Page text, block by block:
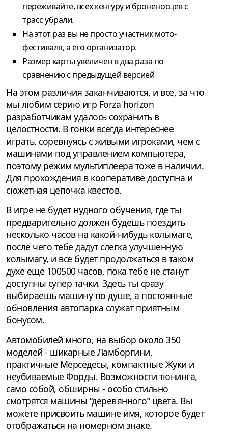
переживайте, всех кенгуру и броненосцев с
трасс убрали.
На этот раз вы не просто участник мото-
фестиваля, а его организатор.
Размер карты увеличен в два раза по
сравнению с предыдущей версией
На этом различия заканчиваются, и все, за что
мы любим серию игр Forza horizon
разработчикам удалось сохранить в
целостности. В гонки всегда интереснее
играть, соревнуясь с живыми игроками, чем с
машинами под управлением компьютера,
поэтому режим мультиплеера тоже в наличии.
Для прохождения в кооперативе доступна и
сюжетная цепочка квестов.
В игре не будет нудного обучения, где ты
предварительно должен будешь поездить
несколько часов на какой-нибудь колымаге,
после чего тебе дадут слегка улучшенную
колымагу, и все будет продолжаться в таком
духе еще 100500 часов, пока тебе не станут
доступны супер тачки. Здесь ты сразу
выбираешь машину по душе, а постоянные
обновления автопарка служат приятным
бонусом.
Автомобилей много, на выбор около 350
моделей - шикарные Ламборгини,
практичные Мерседесы, компактные Жуки и
неубиваемые Форды. Возможности тюнинга,
само собой, обширны - особо стильно
смотрятся машины “деревянного” цвета. Вы
можете присвоить машине имя, которое будет
отображаться на номерном знаке.